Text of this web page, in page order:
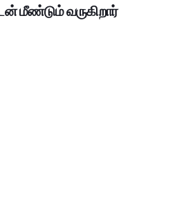
மீண்டும் வருகிறார்